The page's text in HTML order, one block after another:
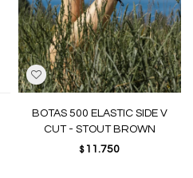
BOTAS 500 ELASTIC SIDE V
CUT - STOUT BROWN
$ 11.750